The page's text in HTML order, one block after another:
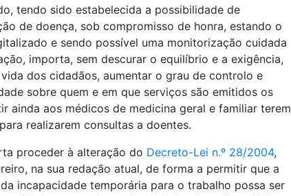
tendo sido estabelecida a possibilidade de
de doença, sob compromisso de honra, estando o
e sendo possível uma monitorização cuidada
importa, sem descurar o equilíbrio e a exigência,
dos cidadãos, aumentar o grau de controlo e
sobre quem e em que serviços são emitidos os
ainda aos médicos de medicina geral e familiar terem
realizarem consultas a doentes.
proceder à alteração do Decreto-Lei n.º 28/2004,
na sua redação atual, de forma a permitir que a
incapacidade temporária para o trabalho possa ser